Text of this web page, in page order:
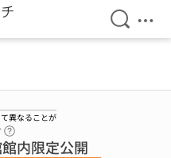
検索を
メ
異なることが
内限定公開